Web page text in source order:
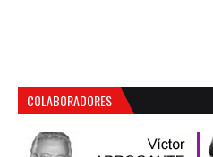
COLABORADORES